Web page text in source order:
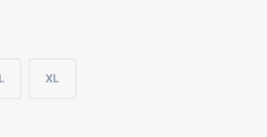
L XL